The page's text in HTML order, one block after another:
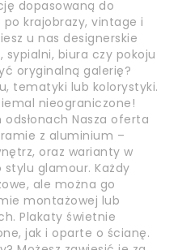
dopasowaną do
krajobrazy, vintage i
u nas designerskie
biura czy pokoju
oryginalną galerię?
tematyki lub kolorystyki.
nieograniczone!
Nasza oferta
z aluminium –
oraz warianty w
stylu glamour. Każdy
ale można go
montażowej lub
Plakaty świetnie
jak i oparte o ścianę.